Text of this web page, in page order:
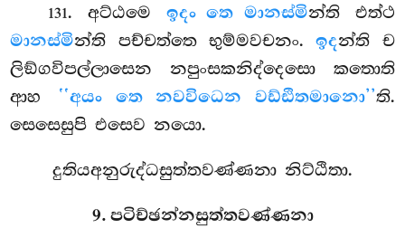
131. අට්ඨමෙ ඉදං තෙ මානස්මින්ති එත්ථ
මානස්මින්ති පච්චත්තෙ භුම්මවචනං.ඉදන්ති ච
ලිඞ්ගවිපල්ලාසෙන නපුංසකනිද්දෙසො කතොති
ආහ ‘‘අයං තෙ නවවිධෙන වඩ්ඪිතමානො’’ති.
සෙසෙසුපි එසෙව නයො.
දුතියඅනුරුද්ධසුත්තවණ්ණනා නිට්ඨිතා.
9. පටිච්ඡන්නසුත්තවණ්ණනා